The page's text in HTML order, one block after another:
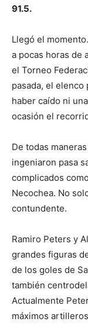
91.5.
Llegó el
a pocas horas de
el Torneo
pasada, el
haber caído ni
ocasión el
De todas
ingeniaron pasa
complicados
Necochea. No
contundente.
Ramiro Peters y
grandes figuras
de los goles de
también
Actualmente
máximos